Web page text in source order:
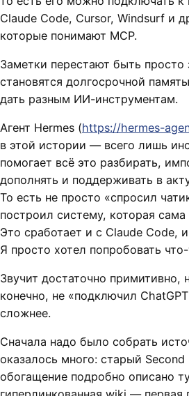
Claude Code, Cursor, Windsurf и
которые понимают MCP.
Заметки перестают быть
становятся долгосрочной
дать разным ИИ-инструментам.
Агент Hermes (https://hermes-
в этой истории — всего лишь
помогает всё это разбирать,
дополнять и поддерживать в
То есть не просто «спросил
построил систему, которая
Это сработает и c Claude Code,
Я просто хотел попробовать
Звучит достаточно примитивно,
конечно, не «подключил
сложнее.
Сначала надо было собрать
оказалось много: старый Second
обогащение подробно описано